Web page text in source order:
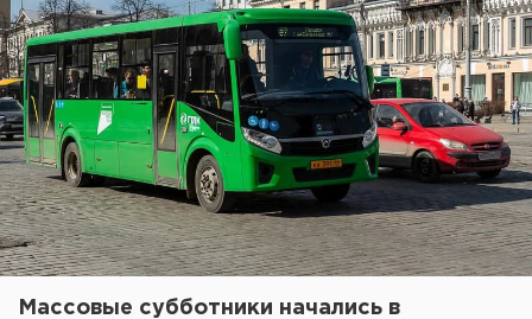
Массовые субботники начались в